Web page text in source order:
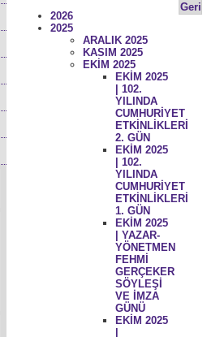
Geri
2026
2025
ARALIK 2025
KASIM 2025
EKİM 2025
EKİM 2025
| 102.
YILINDA
CUMHURİYET
ETKİNLİKLERİ
2. GÜN
EKİM 2025
| 102.
YILINDA
CUMHURİYET
ETKİNLİKLERİ
1. GÜN
EKİM 2025
| YAZAR-
YÖNETMEN
FEHMİ
GERÇEKER
SÖYLEŞİ
VE İMZA
GÜNÜ
EKİM 2025